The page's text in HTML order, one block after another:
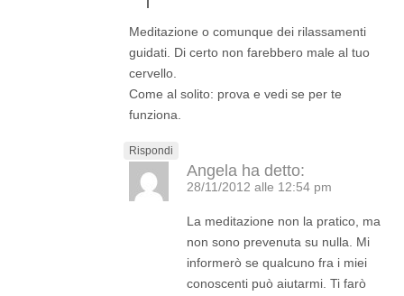
Meditazione o comunque dei rilassamenti
guidati. Di certo non farebbero male al tuo
cervello.
Come al solito: prova e vedi se per te
funziona.
Rispondi
Angela ha detto:
28/11/2012 alle 12:54 pm
La meditazione non la pratico, ma
non sono prevenuta su nulla. Mi
informerò se qualcuno fra i miei
conoscenti può aiutarmi. Ti farò